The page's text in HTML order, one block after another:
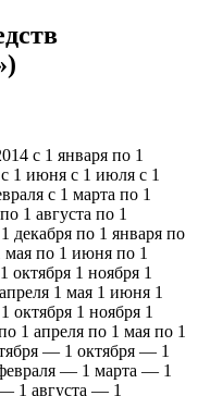
с 1 января по 1
1 июня с 1 июля с 1
с 1 марта по 1
1 августа по 1
декабря по 1 января по
мая по 1 июня по 1
октября 1 ноября 1
1 мая 1 июня 1
октября 1 ноября 1
1 апреля по 1 мая по 1
— 1 октября — 1
— 1 марта — 1
1 августа — 1